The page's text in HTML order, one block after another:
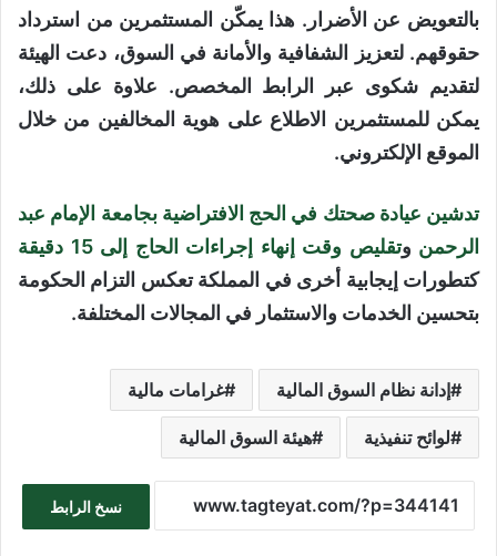
بالتعويض عن الأضرار. هذا يمكّن المستثمرين من استرداد
حقوقهم. لتعزيز الشفافية والأمانة في السوق، دعت الهيئة
لتقديم شكوى عبر الرابط المخصص. علاوة على ذلك،
يمكن للمستثمرين الاطلاع على هوية المخالفين من خلال
الموقع الإلكتروني.
تدشين عيادة صحتك في الحج الافتراضية بجامعة الإمام عبد
الرحمن وتقليص وقت إنهاء إجراءات الحاج إلى 15 دقيقة
كتطورات إيجابية أخرى في المملكة تعكس التزام الحكومة
بتحسين الخدمات والاستثمار في المجالات المختلفة.
إدانة نظام السوق المالية غرامات مالية
لوائح تنفيذية هيئة السوق المالية
نسخ الرابط